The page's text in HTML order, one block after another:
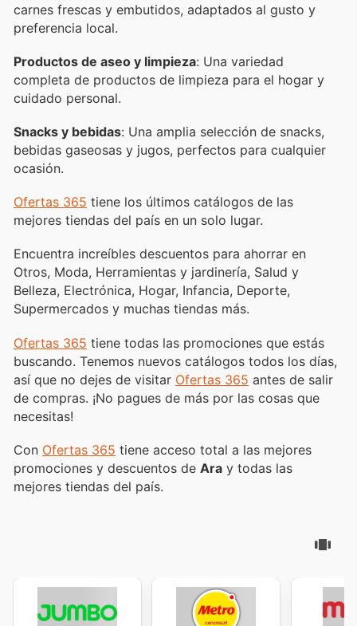
carnes frescas y embutidos, adaptados al gusto y
preferencia local.
Productos de aseo y limpieza: Una variedad
completa de productos de limpieza para el hogar y
cuidado personal.
Snacks y bebidas: Una amplia selección de snacks,
bebidas gaseosas y jugos, perfectos para cualquier
ocasión.
Ofertas 365 tiene los últimos catálogos de las
mejores tiendas del país en un solo lugar.
Encuentra increíbles descuentos para ahorrar en
Otros, Moda, Herramientas y jardinería, Salud y
Belleza, Electrónica, Hogar, Infancia, Deporte,
Supermercados y muchas tiendas más.
Ofertas 365 tiene todas las promociones que estás
buscando. Tenemos nuevos catálogos todos los días,
así que no dejes de visitar Ofertas 365 antes de salir
de compras. ¡No pagues de más por las cosas que
necesitas!
Con Ofertas 365 tiene acceso total a las mejores
promociones y descuentos de Ara y todas las
mejores tiendas del país.